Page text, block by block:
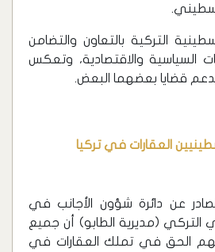
التركية بالتعاون والتضامن
السياسية والاقتصادية، وتعكس
بدعم قضايا بعضهما البعض.
العقارات في تركيا
عن دائرة شؤون الأجانب في
التركي (مديرية الطابو) أن جميع
الحق في تملك العقارات في